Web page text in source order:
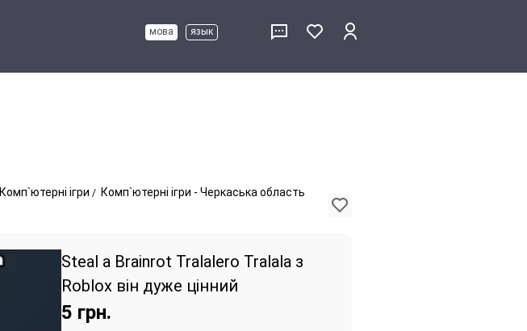
мова язык
Комп`ютерні ігри
Комп`ютерні ігри - Черкаська область
Steal a Brainrot Tralalero Tralala з
Roblox він дуже цінний
5 грн.